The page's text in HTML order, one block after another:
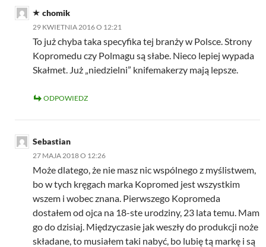
chomik
29 KWIETNIA 2016 O 12:21
To już chyba taka specyfika tej branży w Polsce. Strony
Kopromedu czy Polmagu są słabe. Nieco lepiej wypada
Skałmet. Już „niedzielni” knifemakerzy mają lepsze.
ODPOWIEDZ
Sebastian
27 MAJA 2018 O 12:26
Może dlatego, że nie masz nic wspólnego z myślistwem,
bo w tych kręgach marka Kopromed jest wszystkim
wszem i wobec znana. Pierwszego Kopromeda
dostałem od ojca na 18-ste urodziny, 23 lata temu. Mam
go do dzisiaj. Międzyczasie jak weszły do produkcji noże
składane, to musiałem taki nabyć, bo lubię tą markę i są